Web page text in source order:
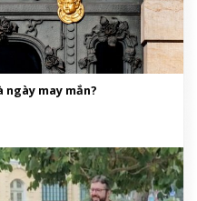
ngày may mắn?